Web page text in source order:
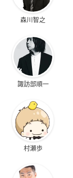
森川智之
諏訪部順一
村瀬歩